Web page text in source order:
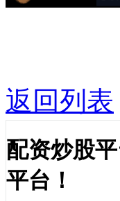
返回列表
配资炒股
平台！